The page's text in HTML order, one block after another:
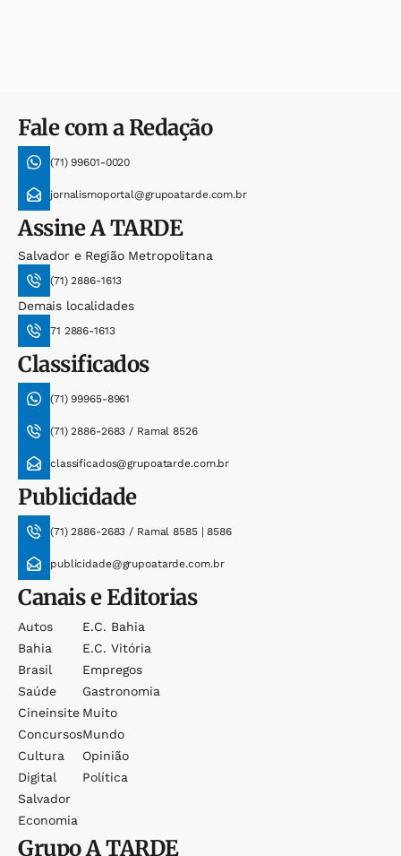
Fale com a Redação
(71) 99601-0020
jornalismoportal@grupoatarde.com.br
AssineA TARDE
Salvador e Região Metropolitana
(71) 2886-1613
Demais localidades
71 2886-1613
Classificados
(71) 99965-8961
(71) 2886-2683 / Ramal 8526
classificados@grupoatarde.com.br
Publicidade
(71) 2886-2683 / Ramal 8585 | 8586
publicidade@grupoatarde.com.br
Canais e Editorias
Autos
Bahia
Brasil
Saúde
Cineinsite
Concursos
Cultura
Digital
Salvador
Economia
E.c. Bahia
E.c. Vitória
Empregos
Gastronomia
Muito
Mundo
Opinião
Política
GrupoA TARDE